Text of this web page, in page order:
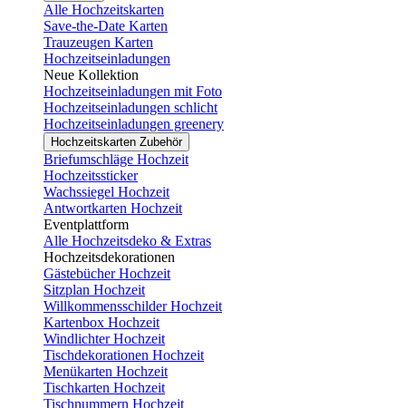
Alle Hochzeitskarten
Save-the-Date Karten
Trauzeugen Karten
Hochzeitseinladungen
Neue Kollektion
Hochzeitseinladungen mit Foto
Hochzeitseinladungen schlicht
Hochzeitseinladungen greenery
Hochzeitskarten Zubehör
Briefumschläge Hochzeit
Hochzeitssticker
Wachssiegel Hochzeit
Antwortkarten Hochzeit
Eventplattform
Alle Hochzeitsdeko & Extras
Hochzeitsdekorationen
Gästebücher Hochzeit
Sitzplan Hochzeit
Willkommensschilder Hochzeit
Kartenbox Hochzeit
Windlichter Hochzeit
Tischdekorationen Hochzeit
Menükarten Hochzeit
Tischkarten Hochzeit
Tischnummern Hochzeit